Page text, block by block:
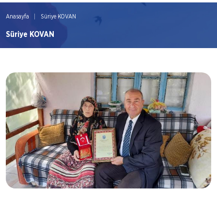
Anasayfa Süriye KOVAN
Süriye KOVAN